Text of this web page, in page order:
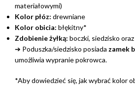
materiałowymi)
Kolor płóz: drewniane
Kolor obicia: błękitny*
Zdobienie żyłką: boczki, siedzisko oraz
➔ Poduszka/siedzisko posiada zamek
umożliwia wypranie pokrowca.
*Aby dowiedzieć się, jak wybrać kolor